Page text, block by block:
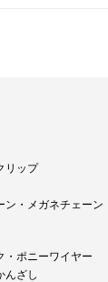
リップ
ン・メガネチェーン
・ポニーワイヤー
んざし